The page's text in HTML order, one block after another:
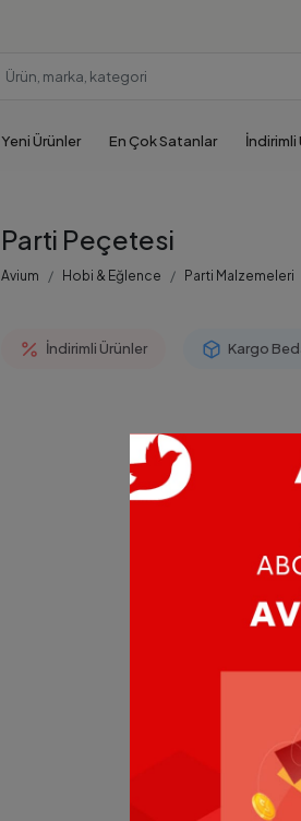
Yeni Ürünler En Çok Satanlar İndirimli
Parti Peçetesi
Avium Hobi & Eğlence Parti Malzemeleri
İndirimli Ürünler Kargo